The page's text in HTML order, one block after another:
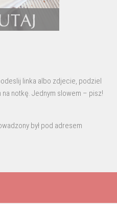
linka albo zdjecie, podziel
notkę. Jednym slowem – pisz!
był pod adresem